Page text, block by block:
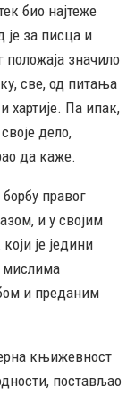
био најтеже
је за писца и
значило
све, од питања
хартије. Па ипак,
дело,
да каже.
правог
и у својим
је једини
мислима
и преданим
књижевност
постављао